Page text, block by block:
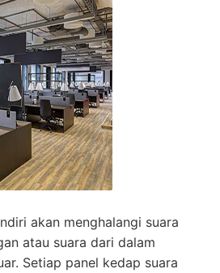
akan menghalangi suara
atau suara dari dalam
Setiap panel kedap suara